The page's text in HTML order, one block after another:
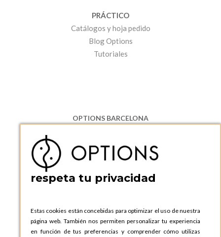
PRÁCTICO
Catálogos y hoja pedido
Blog Options
Tutoriales
OPTIONS BARCELONA
08130 Santa Perpetua de Moguda, Barcelona
ESPAñA
Teléfono:
+34 935 724 041
OPTIONS BARCELONA SHOWROOM
ESPAñA
Teléfono:+34 935 724 041
respeta tu privacidad
Estas cookies están concebidas para optimizar el uso de nuestra
página web. También nos permiten personalizar tu experiencia
en función de tus preferencias y comprender cómo utilizas